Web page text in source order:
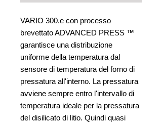
VARIO 300.e con processo
brevettato ADVANCED PRESS ™
garantisce una distribuzione
uniforme della temperatura dal
sensore di temperatura del forno di
pressatura all'interno. La pressatura
avviene sempre entro l'intervallo di
temperatura ideale per la pressatura
del disilicato di litio. Quindi quasi